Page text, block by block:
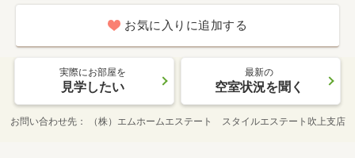
お気に入りに追加する
実際にお部屋を
見学したい
最新の
空室状況を聞く
お問い合わせ先 （株）エムホームエステート スタイルエステート吹上支店